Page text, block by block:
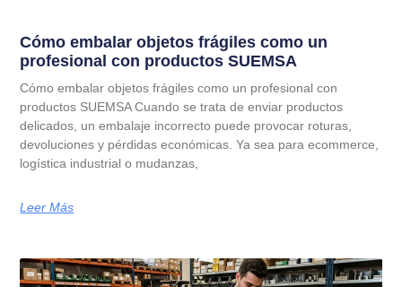
Cómo embalar objetos frágiles como un
profesional con productos SUEMSA
Cómo embalar objetos frágiles como un profesional con
productos SUEMSA Cuando se trata de enviar productos
delicados, un embalaje incorrecto puede provocar roturas,
devoluciones y pérdidas económicas. Ya sea para ecommerce,
logística industrial o mudanzas,
Leer Más